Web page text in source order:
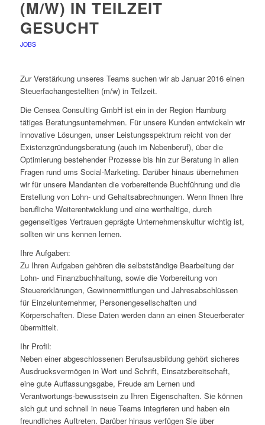
(M/W) IN TEILZEIT
GESUCHT
JOBS
Zur Verstärkung unseres Teams suchen wir ab Januar 2016 einen
Steuerfachangestellten (m/w) in Teilzeit.
Die Censea Consulting GmbH ist ein in der Region Hamburg
tätiges Beratungsunternehmen. Für unsere Kunden entwickeln wir
innovative Lösungen, unser Leistungsspektrum reicht von der
Existenzgründungsberatung (auch im Nebenberuf), über die
Optimierung bestehender Prozesse bis hin zur Beratung in allen
Fragen rund ums Social-Marketing. Darüber hinaus übernehmen
wir für unsere Mandanten die vorbereitende Buchführung und die
Erstellung von Lohn- und Gehaltsabrechnungen. Wenn Ihnen Ihre
berufliche Weiterentwicklung und eine werthaltige, durch
gegenseitiges Vertrauen geprägte Unternehmenskultur wichtig ist,
sollten wir uns kennen lernen.
Ihre Aufgaben:
Zu Ihren Aufgaben gehören die selbstständige Bearbeitung der
Lohn- und Finanzbuchhaltung, sowie die Vorbereitung von
Steuererklärungen, Gewinnermittlungen und Jahresabschlüssen
für Einzelunternehmer, Personengesellschaften und
Körperschaften. Diese Daten werden dann an einen Steuerberater
übermittelt.
Ihr Profil:
Neben einer abgeschlossenen Berufsausbildung gehört sicheres
Ausdrucksvermögen in Wort und Schrift, Einsatzbereitschaft,
eine gute Auffassungsgabe, Freude am Lernen und
Verantwortungs-bewusstsein zu Ihren Eigenschaften. Sie können
sich gut und schnell in neue Teams integrieren und haben ein
freundliches Auftreten. Darüber hinaus verfügen Sie über